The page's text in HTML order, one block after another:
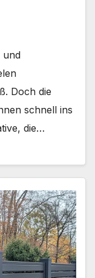
und
Doch die
schnell ins
die…